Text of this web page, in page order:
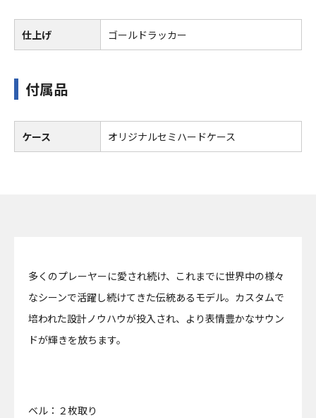
仕上げ ゴールドラッカー
付属品
ケース オリジナルセミハードケース
多くのプレーヤーに愛され続け、これまでに世界中の様々
なシーンで活躍し続けてきた伝統あるモデル。カスタムで
培われた設計ノウハウが投入され、より表情豊かなサウン
ドが輝きを放ちます。
ベル：２枚取り